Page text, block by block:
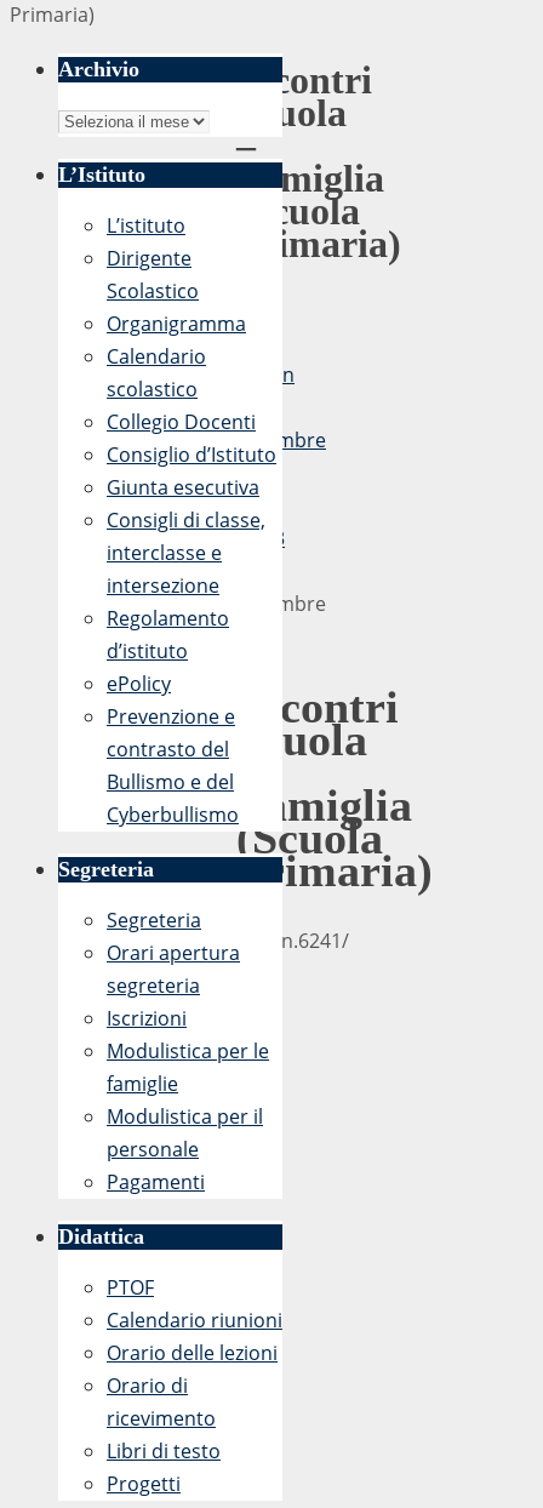
Primaria)
Incontri
Scuola
–
Famiglia
(Scuola
Primaria)
di
admin
Dicembre
2019
-
12:23
Dicembre
Incontri
Scuola
Famiglia
(Scuola
Primaria)
Prot.n.6241/
Archivio
Archivio
L’Istituto
L’istituto
Dirigente
Scolastico
Organigramma
Calendario
scolastico
Collegio Docenti
Consiglio d’Istituto
Giunta esecutiva
Consigli di classe,
interclasse e
intersezione
Regolamento
d’istituto
ePolicy
Prevenzione e
contrasto del
Bullismo e del
Cyberbullismo
Segreteria
Segreteria
Orari apertura
segreteria
Iscrizioni
Modulistica per le
famiglie
Modulistica per il
personale
Pagamenti
Didattica
PTOF
Calendario riunioni
Orario delle lezioni
Orario di
ricevimento
Libri di testo
Progetti